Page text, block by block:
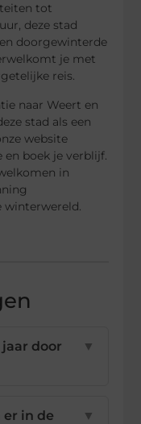
tot
deze stad
doorgewinterde
je met
reis.
naar Weert en
stad als een
website
boek je verblijf.
in
winterwereld.
door
▼
in de
▼